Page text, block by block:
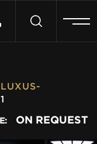
ON REQUEST